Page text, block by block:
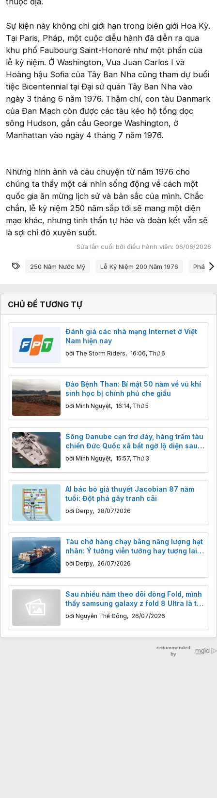
Sự kiện này không chỉ giới hạn trong biên giới Hoa Kỳ.
Tại Paris, Pháp, một cuộc diễu hành đã diễn ra qua
khu phố Faubourg Saint-Honoré như một phần của
lễ kỷ niệm. Ở Washington, Vua Juan Carlos I và
Hoàng hậu Sofia của Tây Ban Nha cũng tham dự buổi
tiệc Bicentennial tại Đại sứ quán Tây Ban Nha vào
ngày 3 tháng 6 năm 1976. Thậm chí, con tàu Danmark
của Đan Mạch còn được các tàu kéo hộ tống dọc
sông Hudson, gần cầu George Washington, ở
Manhattan vào ngày 4 tháng 7 năm 1976.
Những hình ảnh và câu chuyện từ năm 1976 cho
chúng ta thấy một cái nhìn sống động về cách một
quốc gia ăn mừng lịch sử và bản sắc của mình. Chắc
chắn, lễ kỷ niệm 250 năm sắp tới sẽ mang một diện
mạo khác, nhưng tinh thần tự hào và đoàn kết vẫn sẽ
là sợi chỉ đỏ xuyên suốt.
Sửa lần cuối bởi điều hành viên: 06/06/2026
Từ khóa
250 Năm Nước Mỹ Lễ Kỷ Niệm 200 Năm 1976 Pháo
CHỦ ĐỀ TƯƠNG TỰ
Đánh giá các nhà mạng Internet ở Việt
Nam hiện nay
bởi The Storm Riders, 16:06, Thứ 6
Đảo Bệnh Than: Bí mật 50 năm về vũ khí
sinh học bị chính phủ che giấu
bởi Minh Nguyệt, 16:14, Thứ 5
Sông Danube cạn trơ đáy, hàng trăm tàu
chiến Đức Quốc xã bất ngờ lộ diện sau
80 năm
bởi Minh Nguyệt, 15:57, Thứ 3
AI bác bỏ giả thuyết Jacobian 87 năm
tuổi: Đột phá gây tranh cãi
bởi Derpy, 28/07/2026
Tàu chở hàng chạy bằng năng lượng hạt
nhân: Ý tưởng viễn tưởng hay tương lai
của ngành vận tải biển?
bởi Derpy, 26/07/2026
Sau nhiều năm theo dõi dòng Fold, mình
thấy samsung galaxy z fold 8 Ultra là thế
hệ có định hướng rõ ràng nhất
bởi Nguyễn Thế Đông, 26/07/2026